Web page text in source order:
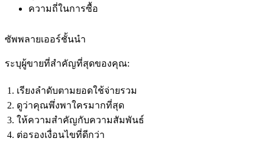
ความถี่ในการซื้อ
ซัพพลายเออร์ชั้นนำ
ระบุผู้ขายที่สำคัญที่สุดของคุณ:
เรียงลำดับตามยอดใช้จ่ายรวม
ดูว่าคุณพึ่งพาใครมากที่สุด
ให้ความสำคัญกับความสัมพันธ์
ต่อรองเงื่อนไขที่ดีกว่า